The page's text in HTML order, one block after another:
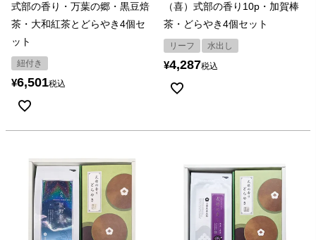
式部の香り・万葉の郷・黒豆焙
茶・大和紅茶とどらやき4個セ
ット
紐付き
¥6,501税込
（喜）式部の香り10p・加賀棒
茶・どらやき4個セット
リーフ 水出し
¥4,287税込